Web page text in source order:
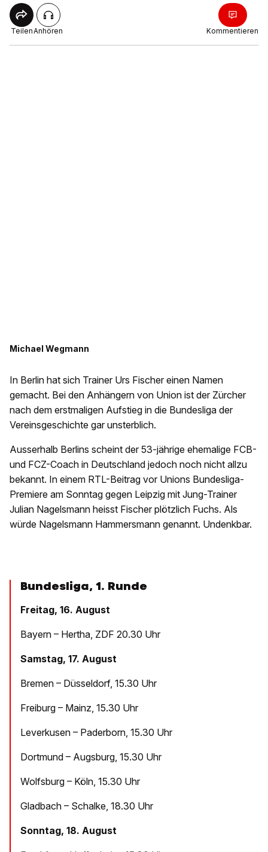
TeilenAnhören Kommentieren
Michael Wegmann
In Berlin hat sich Trainer Urs Fischer einen Namen
gemacht. Bei den Anhängern von Union ist der Zürcher
nach dem erstmaligen Aufstieg in die Bundesliga der
Vereinsgeschichte gar unsterblich.
Ausserhalb Berlins scheint der 53-jährige ehemalige FCB-
und FCZ-Coach in Deutschland jedoch noch nicht allzu
bekannt. In einem RTL-Beitrag vor Unions Bundesliga-
Premiere am Sonntag gegen Leipzig mit Jung-Trainer
Julian Nagelsmann heisst Fischer plötzlich Fuchs. Als
würde Nagelsmann Hammersmann genannt. Undenkbar.
Bundesliga, 1. Runde
Freitag, 16. August
Bayern – Hertha, ZDF 20.30 Uhr
Samstag, 17. August
Bremen – Düsseldorf, 15.30 Uhr
Freiburg – Mainz, 15.30 Uhr
Leverkusen – Paderborn, 15.30 Uhr
Dortmund – Augsburg, 15.30 Uhr
Wolfsburg – Köln, 15.30 Uhr
Gladbach – Schalke, 18.30 Uhr
Sonntag, 18. August